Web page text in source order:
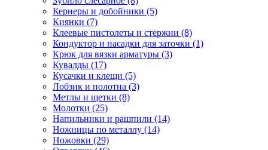
Кернеры и добойники (5)
Киянки (7)
Клеевые пистолеты и стержни (8)
Кондуктор и насадки для заточки (1)
Крюк для вязки арматуры (3)
Кувалды (17)
Кусачки и клещи (5)
Лобзик и полотна (3)
Метлы и щетки (8)
Молотки (25)
Напильники и рашпили (14)
Ножницы по металлу (14)
Ножовки (29)